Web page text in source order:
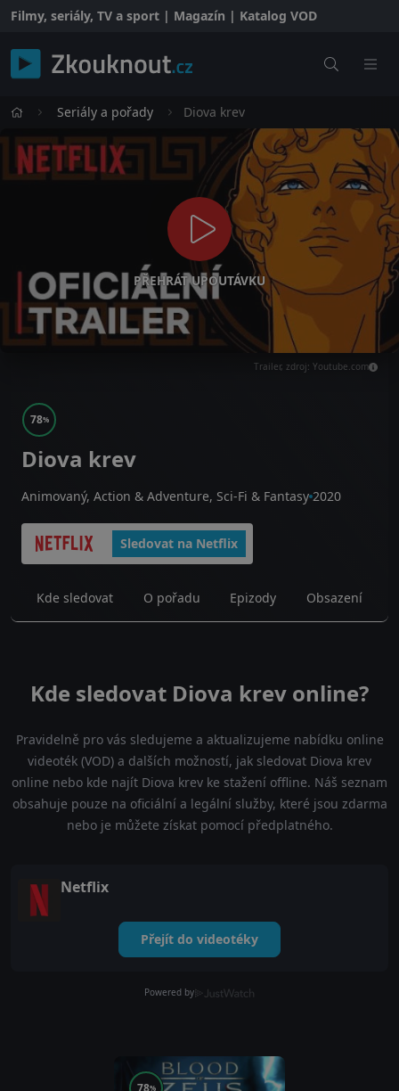
Filmy, seriály, TV a sport | Magazín | Katalog VOD
Seriály a pořady Diova krev
PŘEHRÁT UPOUTÁVKU
Trailer, zdroj: Youtube.com
78%
Diova krev
Animovaný, Action & Adventure, Sci-Fi & Fantasy 2020
Sledovat na Netflix
Kde sledovat O pořadu Epizody Obsazení
Kde sledovat Diova krev online?
Pravidelně pro vás sledujeme a aktualizujeme nabídku online
videoték (VOD) a dalších možností, jak sledovat Diova krev
online nebo kde najít Diova krev ke stažení offline. Náš seznam
obsahuje pouze na oficiální a legální služby, které jsou zdarma
nebo je můžete získat pomocí předplatného.
Netflix
Přejít do videotéky
Powered by
78%